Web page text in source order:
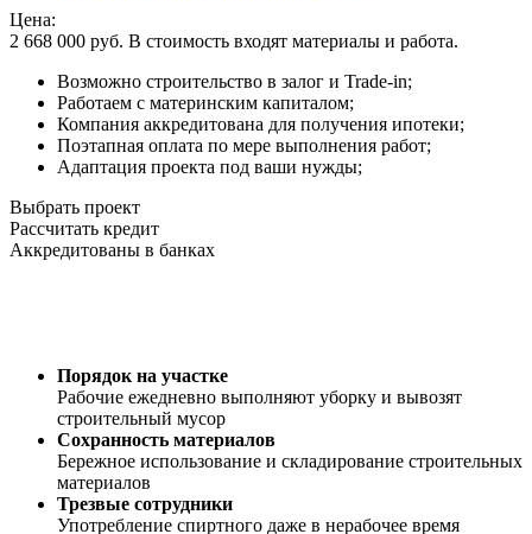
Цена:
2 668 000 руб. В стоимость входят материалы и работа.
Возможно строительство в залог и Trade-in;
Работаем с материнским капиталом;
Компания аккредитована для получения ипотеки;
Поэтапная оплата по мере выполнения работ;
Адаптация проекта под ваши нужды;
Выбрать проект
Рассчитать кредит
Аккредитованы в банках
Порядок на участке
Рабочие ежедневно выполняют уборку и вывозят
строительный мусор
Сохранность материалов
Бережное использование и складирование строительных
материалов
Трезвые сотрудники
Употребление спиртного даже в нерабочее время